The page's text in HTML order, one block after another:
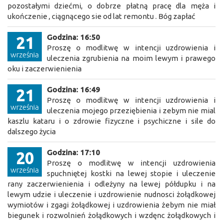
pozostałymi dziećmi, o dobrze płatną pracę dla męża i
ukończenie , ciągnącego sie od lat remontu . Bóg zapłać
21
września
Godzina: 16:50
Proszę o modlitwę w intencji uzdrowienia i
uleczenia zgrubienia na moim lewym i prawego
oku i zaczerwienienia
21
września
Godzina: 16:49
Proszę o modlitwę w intencji uzdrowienia i
uleczenia mojego przeziębienia i zebym nie mial
kaszlu kataru i o zdrowie fizyczne i psychiczne i sile do
dalszego życia
20
września
Godzina: 17:10
Proszę o modlitwę w intencji uzdrowienia
spuchniętej kostki na lewej stopie i uleczenie
rany zaczerwienienia i odleżyny na lewej półdupku i na
lewym udzie i uleczenie i uzdrowienie nudnosci żołądkowej
wymiotów i zgagi żołądkowej i uzdrowienia żebym nie miał
biegunek i rozwolnień żołądkowych i wzdęnc żołądkowych i